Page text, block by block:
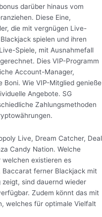
darüber hinaus vom
Diese Eine,
die mit vergnügen Live-
spielen und ihren
Spiele, mit Ausnahmefall
Dies VIP-Programm
Account-Manager,
Boni. Wie VIP-Mitglied genieße
Angebote. SG
Zahlungsmethoden
Live, Dream Catcher, Deal
Candy Nation. Welche
welchen existieren es
Baccarat ferner Blackjack mit
zeigt, sind dauernd wieder
Zudem könnt das mit
welches für optimale Vielfalt